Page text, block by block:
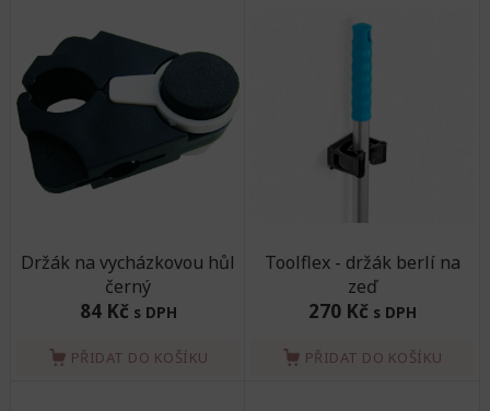
Držák na vycházkovou hůl
černý
84 Kč s DPH
PŘIDAT DO KOŠÍKU
Toolflex - držák berlí na
zeď
270 Kč s DPH
PŘIDAT DO KOŠÍKU